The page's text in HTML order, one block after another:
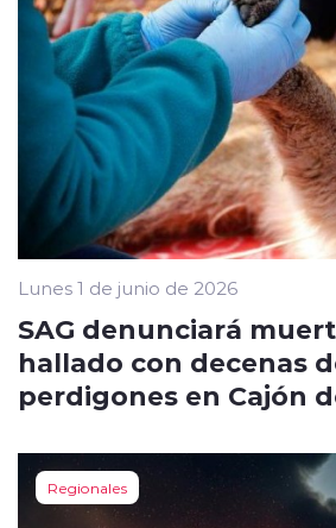
Lunes 1 de junio de 2026
SAG denunciará
hallado con decenas
perdigones en Cajón
Regionales